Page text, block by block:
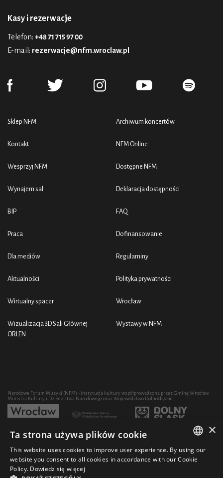
Kasy i rezerwacje
Telefon: +48 71 715 97 00
E-mail: rezerwacje@nfm.wroclaw.pl
Sklep NFM
Kontakt
Wesprzyj NFM
Wynajem sal
BIP
Praca
Dla mediów
Aktualności
Wirtualny spacer
Wizualizacja 3D Sali Głównej
ORLEN
Archiwum koncertów
NFM Online
Dostępne NFM
Deklaracja dostępności
FAQ
Dofinansowanie
Regulaminy
Polityka prywatności
Wrocław
Wystawy w NFM
Narodowe Forum Muzyki (NFM) - instytucja kultury współprowadzona przez Gminę Wrocław,
Ministra Kultury i Dziedzictwa Narodowego oraz Województwo Dolnośląskie
Rozwój działalności artystycznej i edukacyjnej NFM poprzez zakup sprzętu współfinansowany
POLISH
×
Ta strona używa plików cookie
This website uses cookies to improve user experience. By using our
website you consent to all cookies in accordance with our Cookie
Policy. Dowiedz się więcej